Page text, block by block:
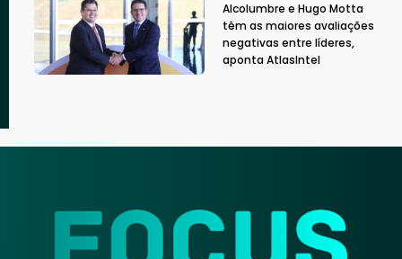
Alcolumbre e Hugo Motta
têm as maiores avaliações
negativas entre líderes,
aponta AtlasIntel